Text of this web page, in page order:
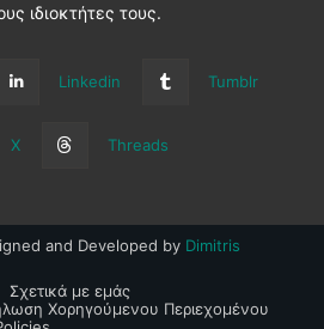
ιδιοκτήτες τους.
Linkedin Tumblr
X Threads
and Developed by Dimitris
Σχετικά με εμάς
Χορηγούμενου Περιεχομένου